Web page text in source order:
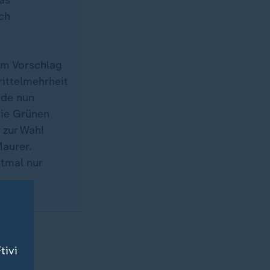
Vorschlag
nun
Grünen
Wahl
nur